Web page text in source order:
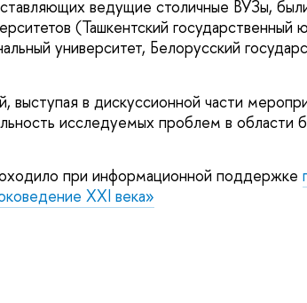
ведущие столичные ВУЗы,
(Ташкентский государственный
университет, Белорусский
выступая в дискуссионной части
исследуемых проблем в
при информационной поддержке
XXI века»